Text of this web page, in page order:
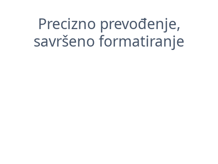
Precizno prevođenje,
savršeno formatiranje